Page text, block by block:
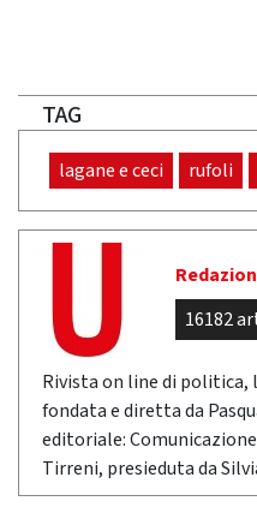
TAG
lagane e ceci rufoli
16182
Rivista on line di politica,
fondata e diretta da
editoriale:
Tirreni, presieduta da